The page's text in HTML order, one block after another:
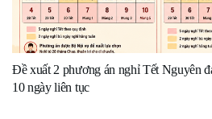
Đề xuất 2 phương án nghỉ Tết Nguyên
10 ngày liên tục